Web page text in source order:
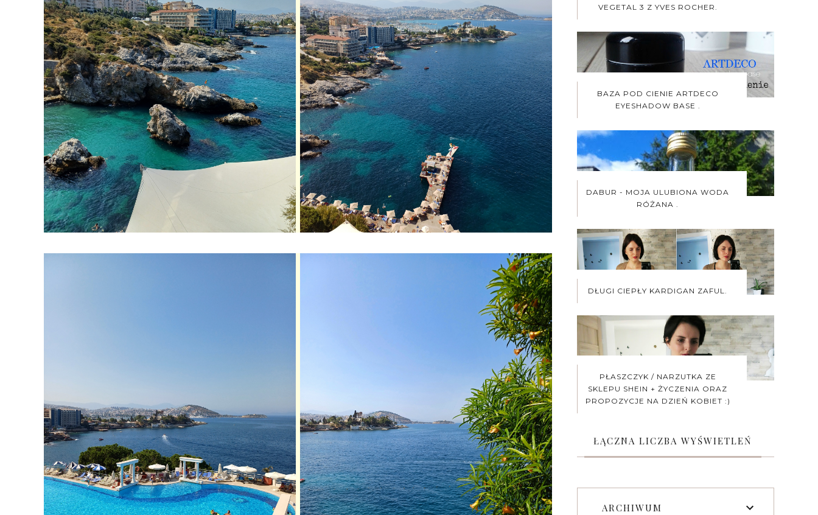
VEGETAL 3 Z YVES ROCHER.
BAZA POD CIENIE ARTDECO
EYESHADOW BASE .
DABUR - MOJA ULUBIONA WODA
RÓŻANA .
DŁUGI CIEPŁY KARDIGAN ZAFUL.
PŁASZCZYK / NARZUTKA ZE
SKLEPU SHEIN + ŻYCZENIA ORAZ
PROPOZYCJE NA DZIEŃ KOBIET :)
ŁĄCZNA LICZBA WYŚWIETLEŃ
ARCHIWUM